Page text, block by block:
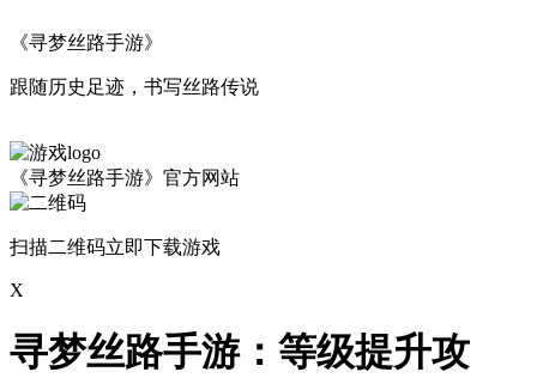
《寻梦丝路手游》
跟随历史足迹，书写丝路传说
《寻梦丝路手游》官方网站
扫描二维码立即下载游戏
X
寻梦丝路手游：等级提升攻